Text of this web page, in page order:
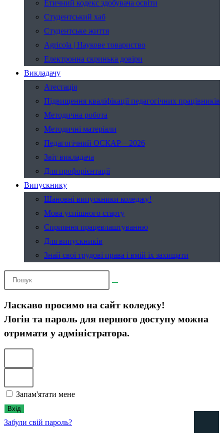
Етичний кодекс здобувача освіти
Студентський хаб
Студентське життя
Agricola | Наукове товариство
Електронна скринька довіри
Викладачу
Атестація
Підвищення кваліфікації педагогічних працівників
Методична робота
Методичні матеріали
Педагогічний ОСКАР – 2026
Звіт викладача
Для профорієнтації
Випускнику
Шановні випускники коледжу!
Мова успішного старту
Сприяння працевлаштуванню
Для випускників
Знай свої трудові права і вмій їх захищати
Ласкаво просимо на сайт коледжу!
Логін та пароль для першого доступу можна
отримати у адміністратора.
Запам'ятати мене
Вхід
Забули свій пароль?